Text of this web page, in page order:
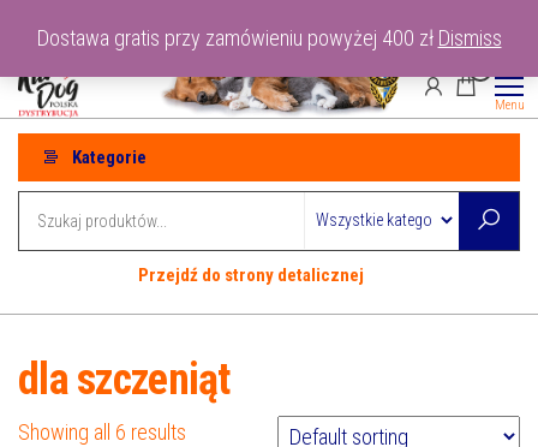
treści
Menu
Kategorie
Przejdź do strony detalicznej
dla szczeniąt
Showing all 6 results
Dostawa gratis przy zamówieniu powyżej 400 zł Dismiss